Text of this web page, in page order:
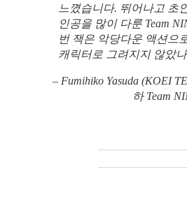
느꼈습니다. 뛰어나고 초
인공을 많이 다룬 Team
번 잭은 악당다운 액션으
캐릭터로 그려지지 않았
– Fumihiko Yasuda (KOEI
하 Team